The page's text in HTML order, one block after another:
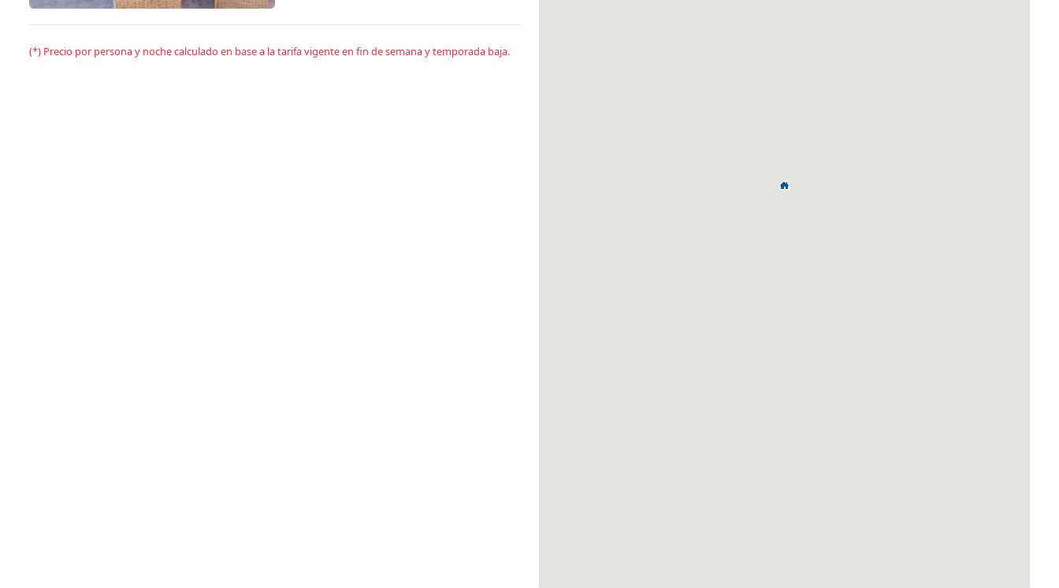
(*) Precio por persona y noche calculado en base a la tarifa vigente en fin de semana y temporada baja.